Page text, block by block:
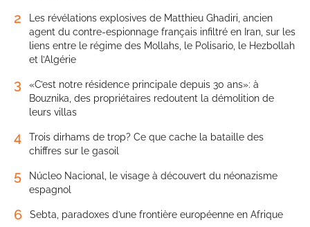
2
Les révélations explosives de Matthieu Ghadiri, ancien
agent du contre-espionnage français infiltré en Iran, sur les
liens entre le régime des Mollahs, le Polisario, le Hezbollah
et l’Algérie
3
«C’est notre résidence principale depuis 30 ans»: à
Bouznika, des propriétaires redoutent la démolition de
leurs villas
4
Trois dirhams de trop? Ce que cache la bataille des
chiffres sur le gasoil
5
Núcleo Nacional, le visage à découvert du néonazisme
espagnol
6 Sebta, paradoxes d’une frontière européenne en Afrique